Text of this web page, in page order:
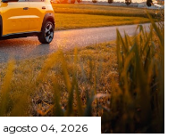
agosto 04, 2026